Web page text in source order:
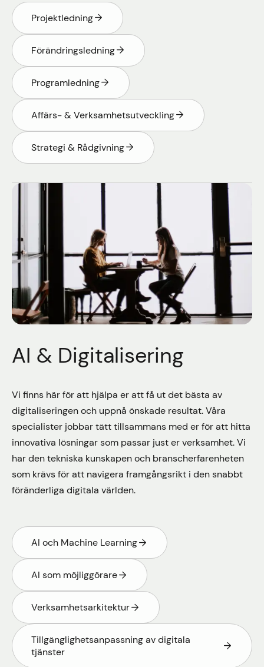
Projektledning
Förändringsledning
Programledning
Affärs- & Verksamhetsutveckling
Strategi & Rådgivning
AI & Digitalisering
Vi finns här för att hjälpa er att få ut det bästa av
digitaliseringen och uppnå önskade resultat. Våra
specialister jobbar tätt tillsammans med er för att hitta
innovativa lösningar som passar just er verksamhet. Vi
har den tekniska kunskapen och branscherfarenheten
som krävs för att navigera framgångsrikt i den snabbt
föränderliga digitala världen.
AI och Machine Learning
AI som möjliggörare
Verksamhetsarkitektur
Tillgänglighetsanpassning av digitala
tjänster